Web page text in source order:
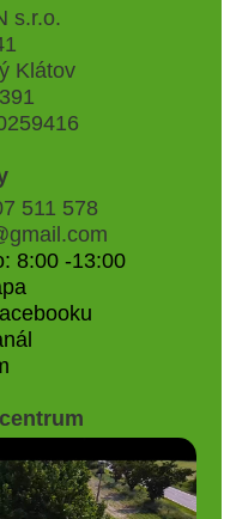
s.r.o.
Klátov
511 578
8:00 -13:00